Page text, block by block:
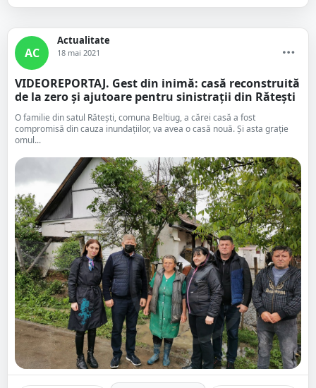
AC
Actualitate
18 mai 2021
VIDEOREPORTAJ. Gest din inimă: casă reconstruită
de la zero și ajutoare pentru sinistrații din Rătești
O familie din satul Rătești, comuna Beltiug, a cărei casă a fost
compromisă din cauza inundațiilor, va avea o casă nouă. Și asta grație
omul...